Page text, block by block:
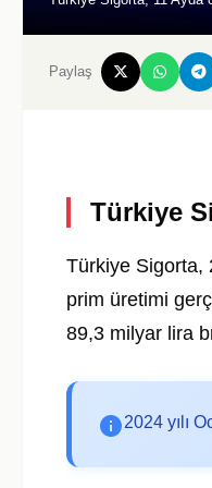
Paylaş
Türkiye
Türkiye Sigorta,
prim üretimi
89,3 milyar lira
2024 yılı